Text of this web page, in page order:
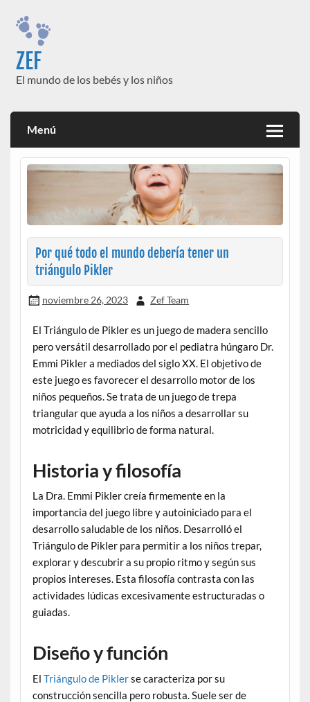
contenido
ZEF
El mundo de los bebés y los niños
Menú
Por qué todo el mundo debería tener un
triángulo Pikler
noviembre 26, 2023 Zef Team
El Triángulo de Pikler es un juego de madera sencillo
pero versátil desarrollado por el pediatra húngaro Dr.
Emmi Pikler a mediados del siglo XX. El objetivo de
este juego es favorecer el desarrollo motor de los
niños pequeños. Se trata de un juego de trepa
triangular que ayuda a los niños a desarrollar su
motricidad y equilibrio de forma natural.
Historia y filosofía
La Dra. Emmi Pikler creía firmemente en la
importancia del juego libre y autoiniciado para el
desarrollo saludable de los niños. Desarrolló el
Triángulo de Pikler para permitir a los niños trepar,
explorar y descubrir a su propio ritmo y según sus
propios intereses. Esta filosofía contrasta con las
actividades lúdicas excesivamente estructuradas o
guiadas.
Diseño y función
El Triángulo de Piklerse caracteriza por su
construcción sencilla pero robusta. Suele ser de